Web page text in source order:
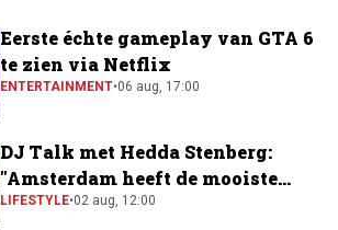
Eerste échte gameplay van GTA 6
te zien via Netflix
ENTERTAINMENT•06 aug, 17:00
DJ Talk met Hedda Stenberg:
"Amsterdam heeft de mooiste
festivalscene van Europa"
LIFESTYLE•02 aug, 12:00